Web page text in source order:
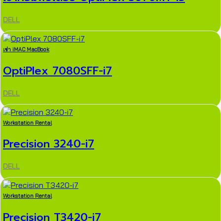
DELL
เช่า iMAC MacBook
OptiPlex 7080SFF-i7
DELL
Workstation Rental
Precision 3240-i7
DELL
Workstation Rental
Precision T3420-i7